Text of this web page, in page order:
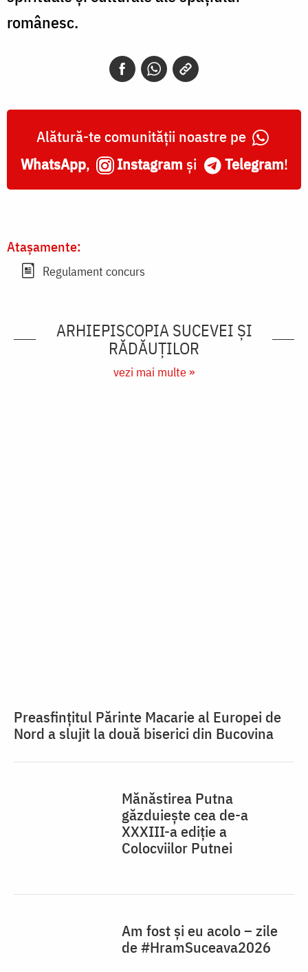
românesc.
Alătură-te comunității noastre pe
WhatsApp, Instagram și Telegram!
Atașamente:
Regulament concurs
ARHIEPISCOPIA SUCEVEI ŞI
RĂDĂUŢILOR
vezi mai multe »
Preasfințitul Părinte Macarie al Europei de
Nord a slujit la două biserici din Bucovina
Mănăstirea Putna
găzduiește cea de-a
XXXIII-a ediție a
Colocviilor Putnei
Am fost și eu acolo – zile
de #HramSuceava2026